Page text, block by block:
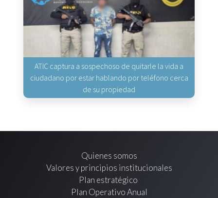
ATIC captura a sospechoso de quitarle la vida a
ciudadano por estar hablando por teléfono cerca
de su propiedad
Quienes somos
Valores y principios institucionales
Plan estratégico
Plan Operativo Anual